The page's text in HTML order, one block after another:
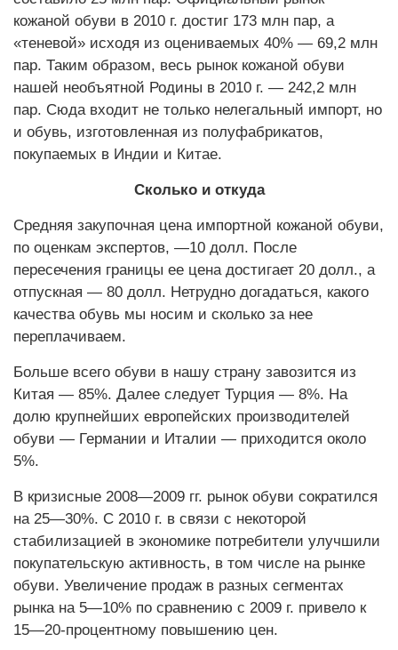
кожаной обуви в 2010 г. достиг 173 млн пар, а
«теневой» исходя из оцениваемых 40% — 69,2 млн
пар. Таким образом, весь рынок кожаной обуви
нашей необъятной Родины в 2010 г. — 242,2 млн
пар. Сюда входит не только нелегальный импорт, но
и обувь, изготовленная из полуфабрикатов,
покупаемых в Индии и Китае.
Сколько и откуда
Средняя закупочная цена импортной кожаной обуви,
по оценкам экспертов, —10 долл. После
пересечения границы ее цена достигает 20 долл., а
отпускная — 80 долл. Нетрудно догадаться, какого
качества обувь мы носим и сколько за нее
переплачиваем.
Больше всего обуви в нашу страну завозится из
Китая — 85%. Далее следует Турция — 8%. На
долю крупнейших европейских производителей
обуви — Германии и Италии — приходится около
5%.
В кризисные 2008—2009 гг. рынок обуви сократился
на 25—30%. С 2010 г. в связи с некоторой
стабилизацией в экономике потребители улучшили
покупательскую активность, в том числе на рынке
обуви. Увеличение продаж в разных сегментах
рынка на 5—10% по сравнению с 2009 г. привело к
15—20-процентному повышению цен.